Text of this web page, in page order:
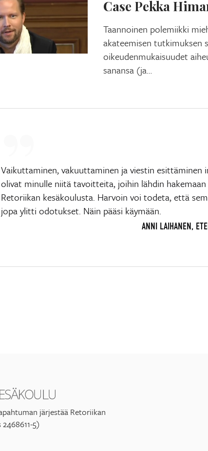
Case Pekka
Taannoinen polemiikki
akateemisen tutkimuksen
oikeudenmukaisuudet
sanansa (ja…
Vaikuttaminen, vakuuttaminen ja viestin esittäminen
olivat minulle niitä tavoitteita, joihin lähdin
Retoriikan kesäkoulusta. Harvoin voi todeta, että
jopa ylitti odotukset. Näin pääsi käymään.
ANNI LAIHANEN,
järjestää Retoriikan
5)